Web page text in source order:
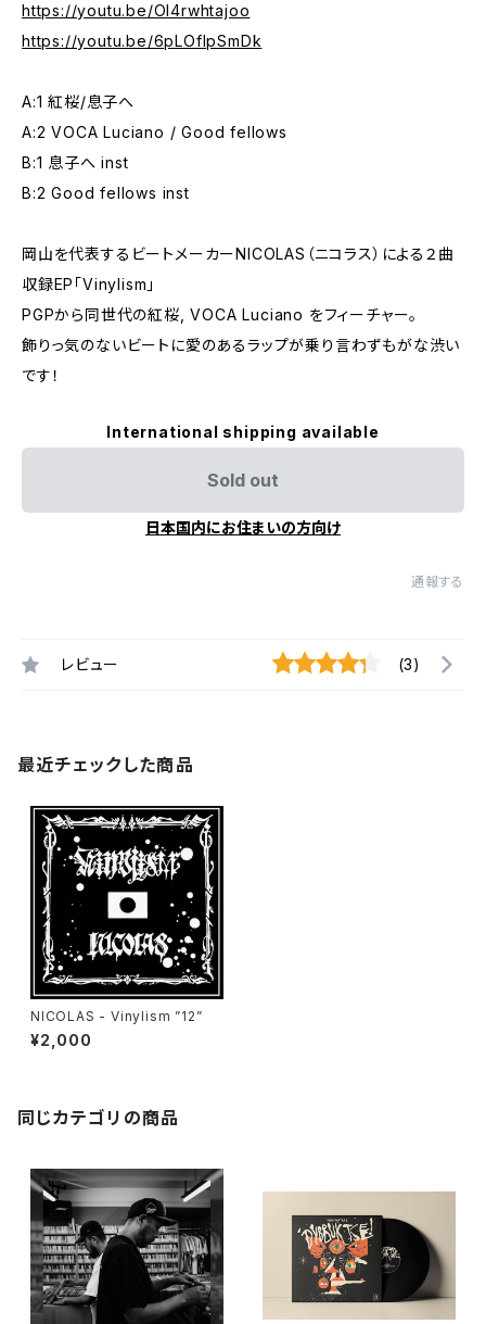
https://youtu.be/OI4rwhtajoo
https://youtu.be/6pLOfIpSmDk
A:1 紅桜/息子へ
A:2 VOCA Luciano / Good fellows
B:1 息子へ inst
B:2 Good fellows inst
岡山を代表するビートメーカーNICOLAS（ニコラス）による２曲
収録EP「Vinylism」
PGPから同世代の紅桜, VOCA Luciano をフィーチャー。
飾りっ気のないビートに愛のあるラップが乗り言わずもがな渋い
です！
International shipping available
Sold out
日本国内にお住まいの方向け
通報する
レビュー (3)
最近チェックした商品
NICOLAS - Vinylism ”12”
¥2,000
同じカテゴリの商品